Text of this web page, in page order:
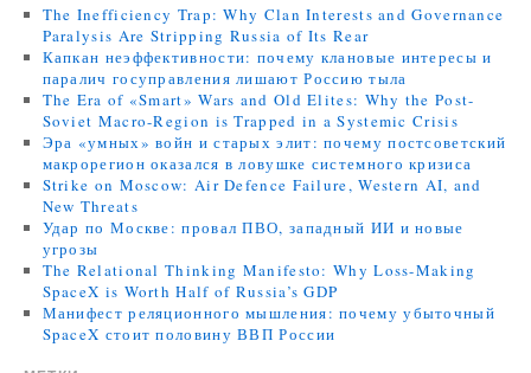
The Inefficiency Trap: Why Clan Interests and Governance
Paralysis Are Stripping Russia of Its Rear
Капкан неэффективности: почему клановые интересы и
паралич госуправления лишают Россию тыла
The Era of «Smart» Wars and Old Elites: Why the Post-
Soviet Macro-Region is Trapped in a Systemic Crisis
Эра «умных» войн и старых элит: почему постсоветский
макрорегион оказался в ловушке системного кризиса
Strike on Moscow: Air Defence Failure, Western AI, and
New Threats
Удар по Москве: провал ПВО, западный ИИ и новые
угрозы
The Relational Thinking Manifesto: Why Loss-Making
SpaceX is Worth Half of Russia’s GDP
Манифест реляционного мышления: почему убыточный
SpaceX стоит половину ВВП России